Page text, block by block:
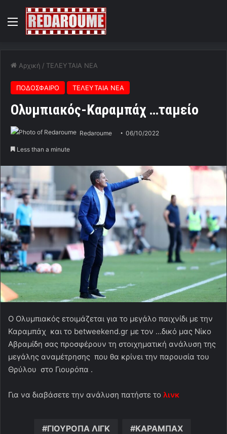
Menu
Αρχική / ΤΕΛΕΥΤΑΙΑ ΝΕΑ
ΠΟΔΟΣΦΑΙΡΟ ΤΕΛΕΥΤΑΙΑ ΝΕΑ
Ολυμπιακός-Καραμπάχ …ταμείο
Redaroume 06/10/2022
Less than a minute
Ο Ολυμπιακός ετοιμάζεται για το μεγάλο παιχνίδι με την
Καραμπάχ και το betweekend.gr με τον …δικό μας Νίκο
Αβραμίδη σας προσφέρουν τη στοιχηματική ανάλυση της
μεγάλης αναμέτρησης που θα κρίνει την παρουσία του
Θρύλου στο Γιουρόπα .
Για να διαβάσετε την ανάλυση πατήστε το λινκ
ΓΙΟΥΡΟΠΑ ΛΙΓΚ ΚΑΡΑΜΠΑΧ